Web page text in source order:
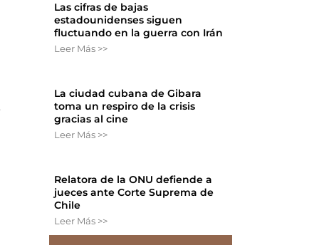
Las cifras de bajas
estadounidenses siguen
fluctuando en la guerra con Irán
Leer Más >>
La ciudad cubana de Gibara
toma un respiro de la crisis
gracias al cine
Leer Más >>
Relatora de la ONU defiende a
jueces ante Corte Suprema de
Chile
Leer Más >>